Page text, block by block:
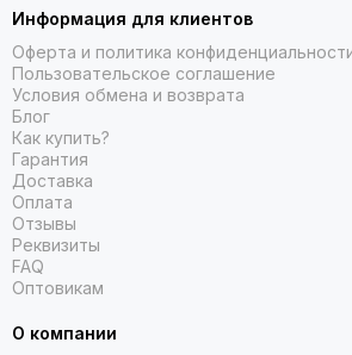
Информация для клиентов
Оферта и политика
Пользовательское соглашение
Условия обмена и возврата
Блог
Как купить?
Гарантия
Доставка
Оплата
Отзывы
Реквизиты
FAQ
Оптовикам
О компании